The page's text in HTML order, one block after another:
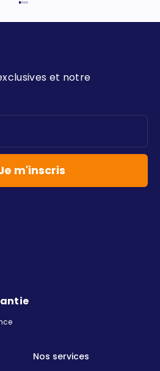
et notre
m'inscris
Nos services